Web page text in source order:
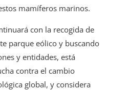
mamíferos marinos.
con la recogida de
parque eólico y buscando
y entidades, está
contra el cambio
global, y considera